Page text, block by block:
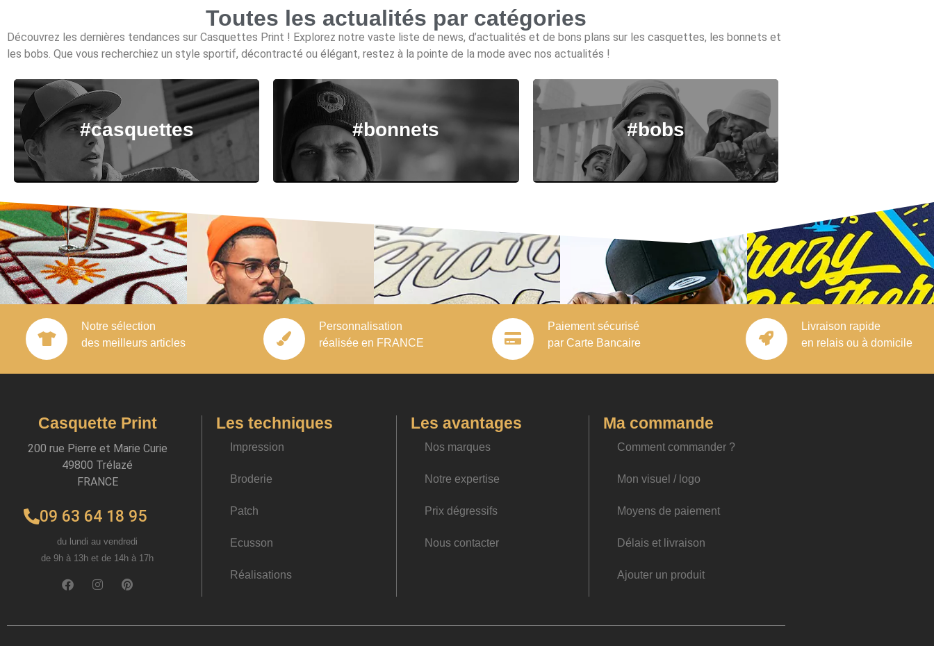
Toutes les actualités par catégories
Découvrez les dernières tendances sur Casquettes Print ! Explorez notre vaste liste de news, d’actualités et de bons plans sur les casquettes, les bonnets et
les bobs. Que vous recherchiez un style sportif, décontracté ou élégant, restez à la pointe de la mode avec nos actualités !
#casquettes #bonnets #bobs
Notre sélection
des meilleurs articles
Personnalisation
réalisée en FRANCE
Paiement sécurisé
par Carte Bancaire
Livraison rapide
en relais ou à domicile
Casquette Print
200 rue Pierre et Marie Curie
49800 Trélazé
FRANCE
09 63 64 18 95
du lundi au vendredi
de 9h à 13h et de 14h à 17h
Les techniques
Impression
Broderie
Patch
Ecusson
Réalisations
Les avantages
Nos marques
Notre expertise
Prix dégressifs
Nous contacter
Ma commande
Comment commander ?
Mon visuel / logo
Moyens de paiement
Délais et livraison
Ajouter un produit